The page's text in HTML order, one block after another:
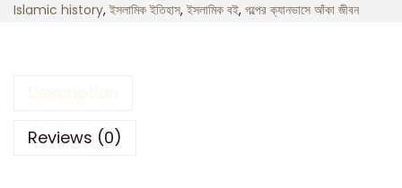
Islamic history, ইসলামিক ইতিহাস, ইসলামিক বই, গল্পের ক্যানভাসে আঁকা জীবন
Reviews (0)